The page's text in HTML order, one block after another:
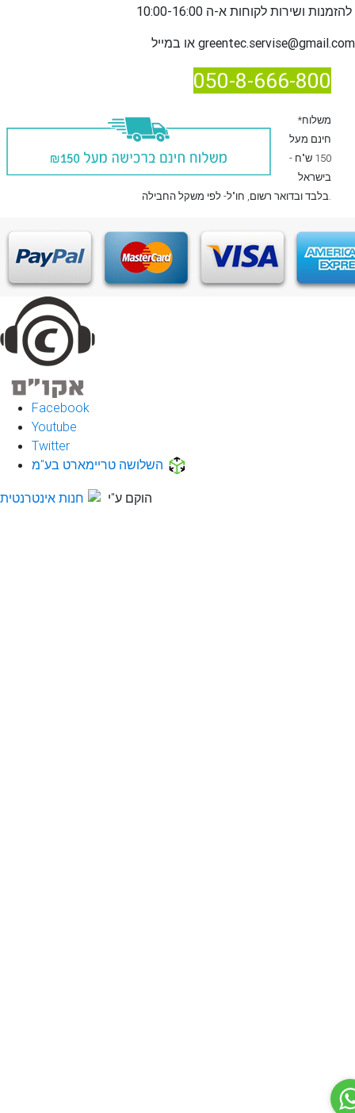
להזמנות ו
greentec.servise@gmail.com
050-8-666-800
*משלוח
חינם מעל
150 ש"ח -
בישראל
בלבדובדואר רשום , חו"ל- לפי משקל החבילה.
Facebook
Youtube
Twitter
השלושה טריימארט בע"מ
הוקם ע"י חנות אינטרנטית